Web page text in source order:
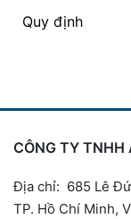
Quy định
CÔNG TY TNHH
Địa chỉ: 685 Lê
TP. Hồ Chí Minh,